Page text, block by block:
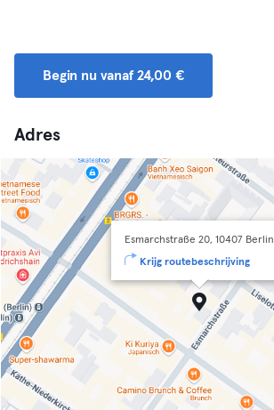
Begin nu vanaf 24,00 €
Adres
Esmarchstraße 20, 10407 Berlin
Krijg routebeschrijving